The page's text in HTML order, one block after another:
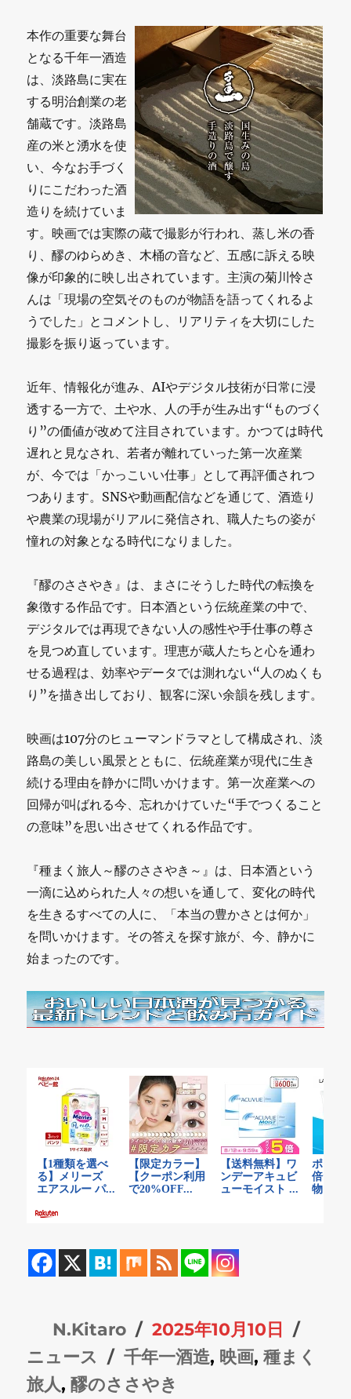
本作の重要な舞台
となる千年一酒造
は、淡路島に実在
する明治創業の老
舗蔵です。淡路島
産の米と湧水を使
い、今なお手づく
りにこだわった酒
造りを続けていま
す。映画では実際の蔵で撮影が行われ、蒸し米の香
り、醪のゆらめき、木桶の音など、五感に訴える映
像が印象的に映し出されています。主演の菊川怜さ
んは「現場の空気そのものが物語を語ってくれるよ
うでした」とコメントし、リアリティを大切にした
撮影を振り返っています。
近年、情報化が進み、AIやデジタル技術が日常に浸
透する一方で、土や水、人の手が生み出す“ものづく
り”の価値が改めて注目されています。かつては時代
遅れと見なされ、若者が離れていった第一次産業
が、今では「かっこいい仕事」として再評価されつ
つあります。SNSや動画配信などを通じて、酒造り
や農業の現場がリアルに発信され、職人たちの姿が
憧れの対象となる時代になりました。
『醪のささやき』は、まさにそうした時代の転換を
象徴する作品です。日本酒という伝統産業の中で、
デジタルでは再現できない人の感性や手仕事の尊さ
を見つめ直しています。理恵が蔵人たちと心を通わ
せる過程は、効率やデータでは測れない“人のぬくも
り”を描き出しており、観客に深い余韻を残します。
映画は107分のヒューマンドラマとして構成され、淡
路島の美しい風景とともに、伝統産業が現代に生き
続ける理由を静かに問いかけます。第一次産業への
回帰が叫ばれる今、忘れかけていた“手でつくること
の意味”を思い出させてくれる作品です。
『種まく旅人～醪のささやき～』は、日本酒という
一滴に込められた人々の想いを通して、変化の時代
を生きるすべての人に、「本当の豊かさとは何か」
を問いかけます。その答えを探す旅が、今、静かに
始まったのです。
投
稿
者
N.Kitaro
投
稿
日:
2025年10月10日
テ
ニュース
タ
グ
千年一酒造, 映画,種まく
旅人,醪のささやき